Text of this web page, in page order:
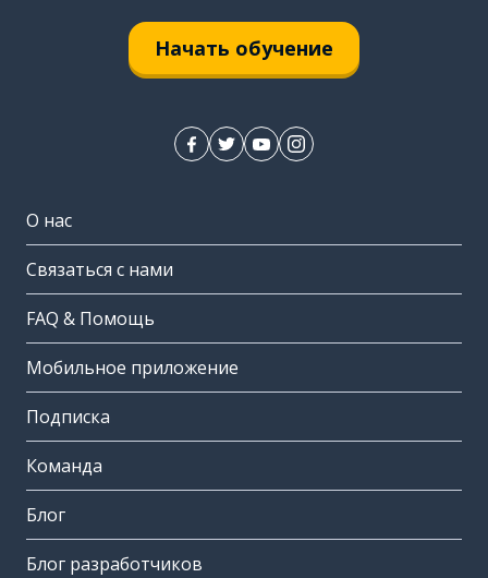
Начать обучение
О нас
Связаться с нами
FAQ & Помощь
Мобильное приложение
Подписка
Команда
Блог
Блог разработчиков